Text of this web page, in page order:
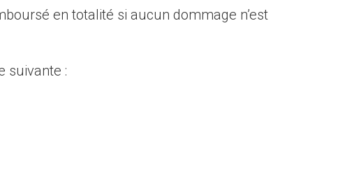
en totalité si aucun dommage n’est
suivante :